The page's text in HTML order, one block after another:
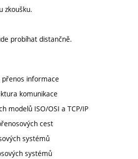
zkoušku.
probíhat distančně.
přenos informace
komunikace
modelů ISO/OSI a TCP/IP
cest
systémů
systémů